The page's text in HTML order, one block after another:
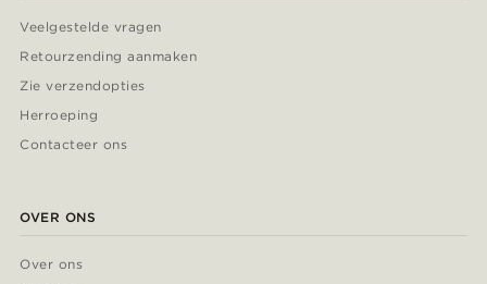
Veelgestelde vragen
Retourzending aanmaken
Zie verzendopties
Herroeping
Contacteer ons
OVER ONS
Over ons